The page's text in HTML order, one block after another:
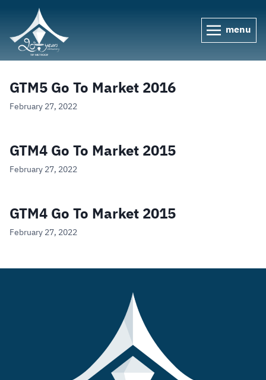
menu
GTM5 Go To Market 2016
February 27, 2022
GTM4 Go To Market 2015
February 27, 2022
GTM4 Go To Market 2015
February 27, 2022